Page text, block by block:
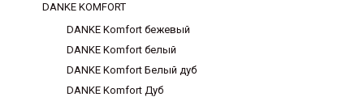
DANKE KOMFORT
DANKE Komfort бежевый
DANKE Komfort белый
DANKE Komfort Белый дуб
DANKE Komfort Дуб